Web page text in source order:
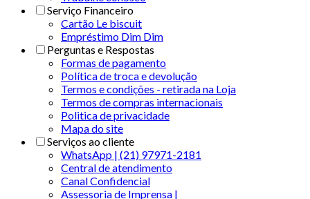
Serviço Financeiro
Cartão Le biscuit
Empréstimo Dim Dim
Perguntas e Respostas
Formas de pagamento
Política de troca e devolução
Termos e condições - retirada na Loja
Termos de compras internacionais
Politica de privacidade
Mapa do site
Serviços ao cliente
WhatsApp | (21) 97971-2181
Central de atendimento
Canal Confidencial
Assessoria de Imprensa |